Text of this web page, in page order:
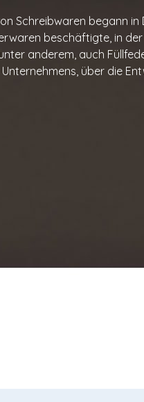
Schreibwaren begann
beschäftigte, in
anderem, auch
über die